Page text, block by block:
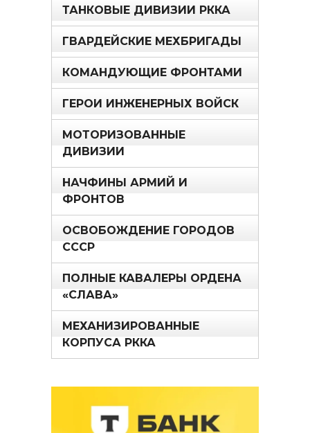
ТАНКОВЫЕ ДИВИЗИИ РККА
ГВАРДЕЙСКИЕ МЕХБРИГАДЫ
КОМАНДУЮЩИЕ ФРОНТАМИ
ГЕРОИ ИНЖЕНЕРНЫХ ВОЙСК
МОТОРИЗОВАННЫЕ
ДИВИЗИИ
НАЧФИНЫ АРМИЙ И
ФРОНТОВ
ОСВОБОЖДЕНИЕ ГОРОДОВ
СССР
ПОЛНЫЕ КАВАЛЕРЫ ОРДЕНА
«СЛАВА»
МЕХАНИЗИРОВАННЫЕ
КОРПУСА РККА